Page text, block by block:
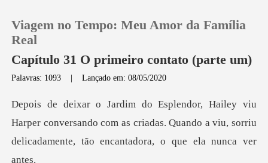
Loja
Viagem no Tempo: Meu Amor da Família
Real
Capítulo 31 O primeiro contato (parte um)
Palavras: 1093 |Lançado em: 08/05/2020
er conversando com as criadas. Quando a viu, sorriu
del